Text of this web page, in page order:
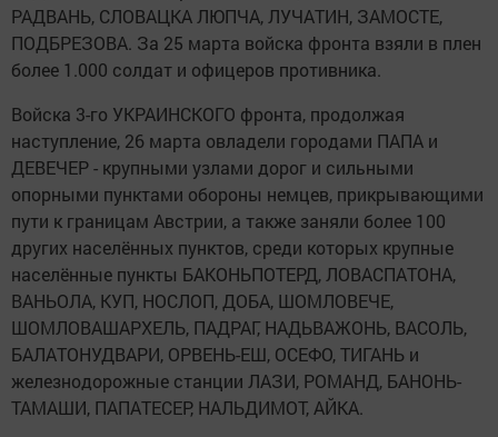
РАДВАНЬ, СЛОВАЦКА ЛЮПЧА, ЛУЧАТИН, ЗАМОСТЕ,
ПОДБРЕЗОВА. За 25 марта войска фронта взяли в плен
более 1.000 солдат и офицеров противника.
Войска 3-го УКРАИНСКОГО фронта, продолжая
наступление, 26 марта овладели городами ПАПА и
ДЕВЕЧЕР - крупными узлами дорог и сильными
опорными пунктами обороны немцев, прикрывающими
пути к границам Австрии, а также заняли более 100
других населённых пунктов, среди которых крупные
населённые пункты БАКОНЬПОТЕРД, ЛОВАСПАТОНА,
ВАНЬОЛА, КУП, НОСЛОП, ДОБА, ШОМЛОВЕЧЕ,
ШОМЛОВАШАРХЕЛЬ, ПАДРАГ, НАДЬВАЖОНЬ, ВАСОЛЬ,
БАЛАТОНУДВАРИ, ОРВЕНЬ-ЕШ, ОСЕФО, ТИГАНЬ и
железнодорожные станции ЛАЗИ, РОМАНД, БАНОНЬ-
ТАМАШИ, ПАПАТЕСЕР, НАЛЬДИМОТ, АЙКА.